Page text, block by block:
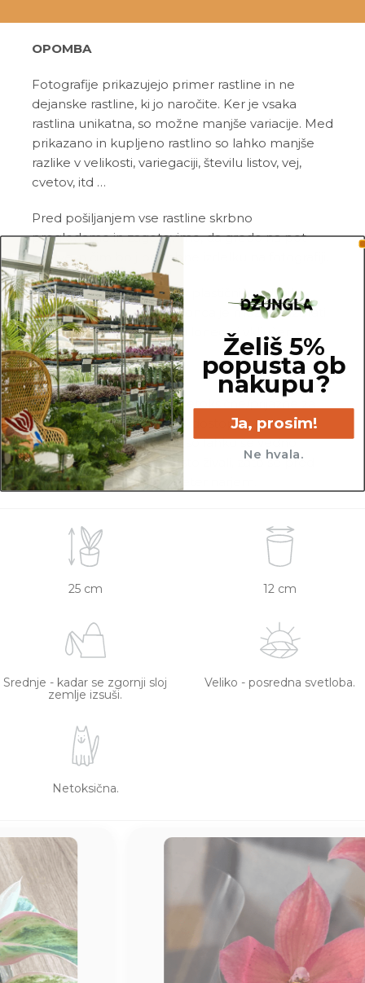
OPOMBA
Fotografije prikazujejo primer rastline in ne
dejanske rastline, ki jo naročite. Ker je vsaka
rastlina unikatna, so možne manjše variacije. Med
prikazano in kupljeno rastlino so lahko manjše
razlike v velikosti, variegaciji, številu listov, vej,
cvetov, itd …
Pred pošiljanjem vse rastline skrbno
pregledamo in zagotovimo, da gredo na pot
zdrave in čim bolj podobne izdelku na fotografiji.
Vse rastline so primarno v plastičnih sadilnih
lončkih. Višino sadilnega lonca je možno razbrati
iz slike z metrom. Okrasni lonec ni vključen v
ceno.
Rastline so v kategorijo Netoksične/prijazne za
živali uvrščene na podlagi dostopnih spletnih
virov. Netoksične rastline so lahko še vedno
toksične za specifično vrsto živali, zato se pred
nakupom posvetujte z veterinarjem.
25 cm 12 cm
Srednje - kadar se zgornji sloj
zemlje izsuši.
Veliko - posredna svetloba.
Netoksična.
Želiš 5%
popusta ob
nakupu?
Ja, prosim!
Ne hvala.